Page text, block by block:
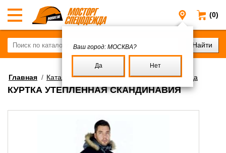
(0)
Москва
Ваш город: МОСКВА?
Да Нет
Главная / Каталог/Спецодежда/Зимняя спецодежда
КУРТКА УТЕПЛЁННАЯ СКАНДИНАВИЯ